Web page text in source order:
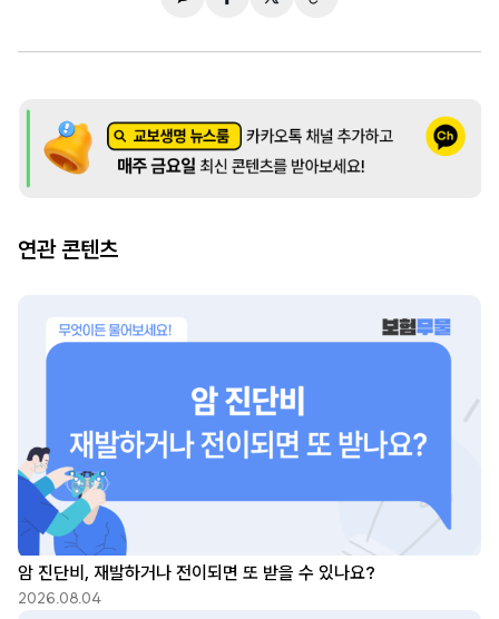
연관 콘텐츠
암 진단비, 재발하거나 전이되면 또 받을 수 있나요?
2026.08.04